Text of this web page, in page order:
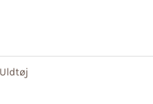
Uldtøj